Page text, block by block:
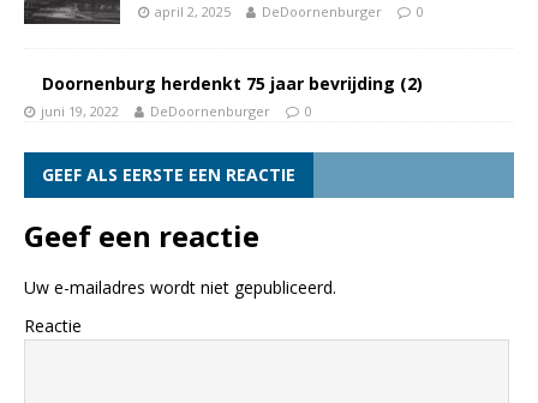
april 2, 2025 DeDoornenburger 0
Doornenburg herdenkt 75 jaar bevrijding (2)
juni 19, 2022 DeDoornenburger 0
GEEF ALS EERSTE EEN REACTIE
Geef een reactie
Uw e-mailadres wordt niet gepubliceerd.
Reactie